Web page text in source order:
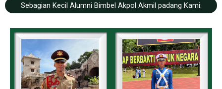
Sebagian Kecil Alumni Bimbel Akpol Akmil padang Kami: